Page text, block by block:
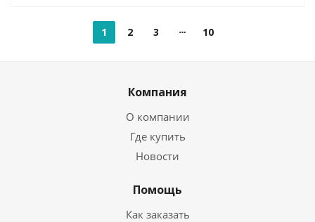
1 2 3 10
Компания
О компании
Где купить
Новости
Помощь
Как заказать